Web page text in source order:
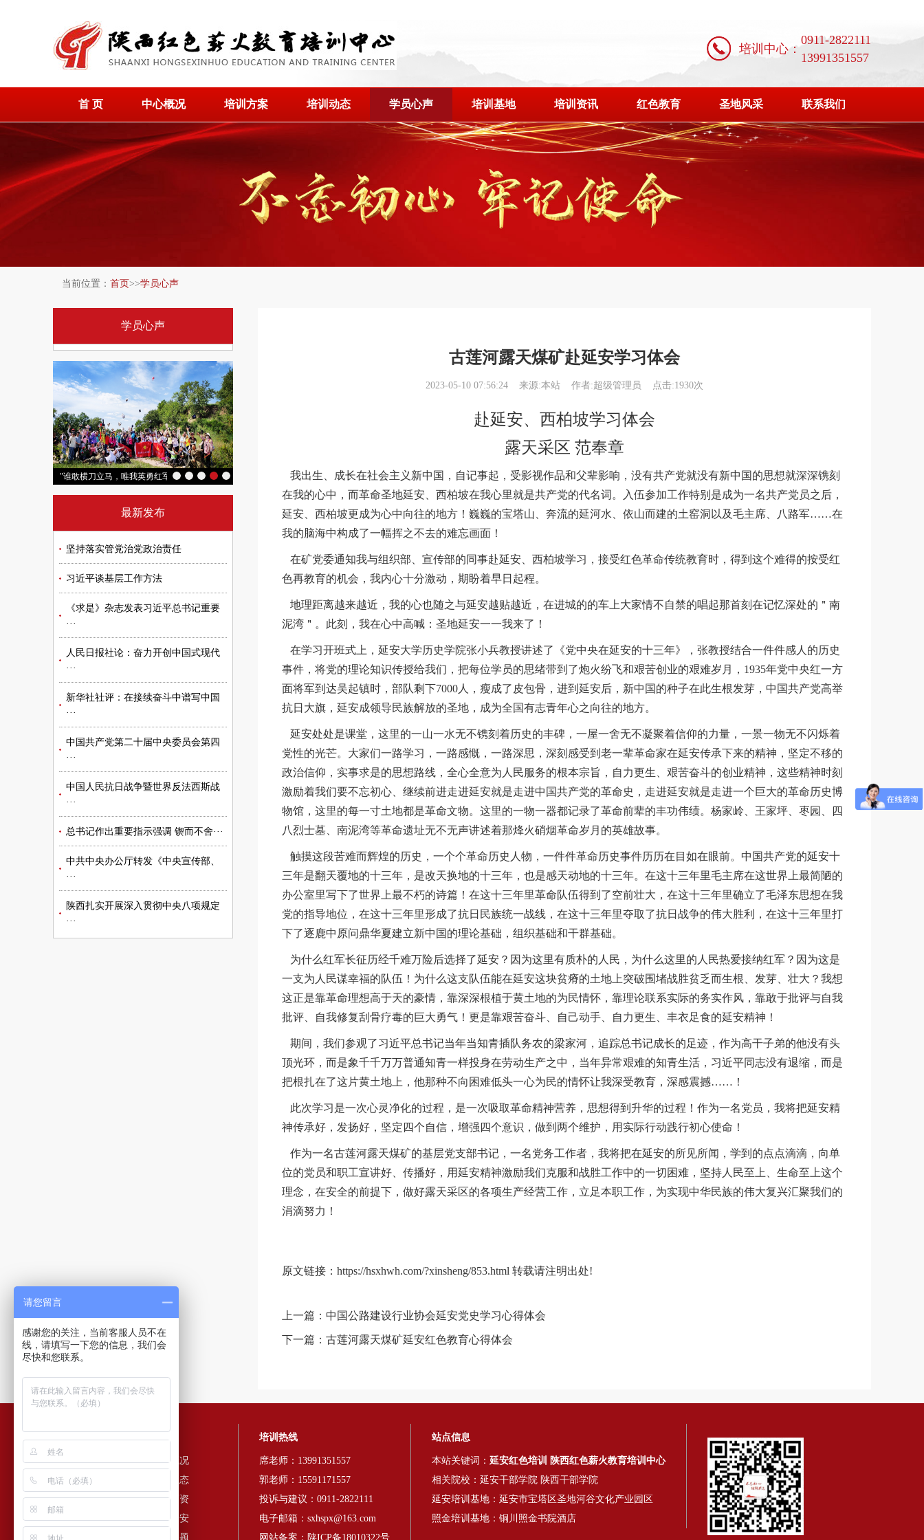
培训中心：
0911-2822111
13991351557
首 页 中心概况 培训方案 培训动态 学员心声 培训基地 培训资讯 红色教育 圣地风采 联系我们
当前位置：首页>>学员心声
学员心声
追寻红色足迹 汲取奋进力量”延安培训班
"谁敢横刀立马，唯我英勇红军"2026重走长征路徒步实践活动（第三期到达吴起镇15公里）
"传承红色薪火 赓续共色血脉"陕西有色光电科技有限公司南泥湾精神学习培训
陕西天宏硅材料有限责任公司七一党日主题活动 "雄关漫道真如铁，而今迈步从头越"2026重走长征路徒步实践活动（第二期秦直道16公里
最新发布
坚持落实管党治党政治责任
习近平谈基层工作方法
《求是》杂志发表习近平总书记重要
···
人民日报社论：奋力开创中国式现代
···
新华社社评：在接续奋斗中谱写中国
···
中国共产党第二十届中央委员会第四
···
中国人民抗日战争暨世界反法西斯战
···
总书记作出重要指示强调 锲而不舍···
中共中央办公厅转发《中央宣传部、
···
陕西扎实开展深入贯彻中央八项规定
···
古莲河露天煤矿赴延安学习体会
2023-05-10 07:56:24来源:本站作者:超级管理员 点击:1930次
赴延安、西柏坡学习体会
露天采区 范奉章
我出生、成长在社会主义新中国，自记事起，受影视作品和父辈影响，没有共产党就没有新中国的思想就深深镌刻
在我的心中，而革命圣地延安、西柏坡在我心里就是共产党的代名词。入伍参加工作特别是成为一名共产党员之后，
延安、西柏坡更成为心中向往的地方！巍巍的宝塔山、奔流的延河水、依山而建的土窑洞以及毛主席、八路军……在
我的脑海中构成了一幅挥之不去的难忘画面！
在矿党委通知我与组织部、宣传部的同事赴延安、西柏坡学习，接受红色革命传统教育时，得到这个难得的按受红
色再教育的机会，我内心十分激动，期盼着早日起程。
地理距离越来越近，我的心也随之与延安越贴越近，在进城的的车上大家情不自禁的唱起那首刻在记忆深处的＂南
泥湾＂。此刻，我在心中高喊：圣地延安一一我来了！
在学习开班式上，延安大学历史学院张小兵教授讲述了《党中央在延安的十三年》，张教授结合一件件感人的历史
事件，将党的理论知识传授给我们，把每位学员的思绪带到了炮火纷飞和艰苦创业的艰难岁月，1935年党中央红一方
面将军到达吴起镇时，部队剩下7000人，瘦成了皮包骨，进到延安后，新中国的种子在此生根发芽，中国共产党高举
抗日大旗，延安成领导民族解放的圣地，成为全国有志青年心之向往的地方。
延安处处是课堂，这里的一山一水无不镌刻着历史的丰碑，一屋一舍无不凝聚着信仰的力量，一景一物无不闪烁着
党性的光芒。大家们一路学习，一路感慨，一路深思，深刻感受到老一辈革命家在延安传承下来的精神，坚定不移的
政治信仰，实事求是的思想路线，全心全意为人民服务的根本宗旨，自力更生、艰苦奋斗的创业精神，这些精神时刻
激励着我们要不忘初心、继续前进走进延安就是走进中国共产党的革命史，走进延安就是走进一个巨大的革命历史博
物馆，这里的每一寸土地都是革命文物。这里的一物一器都记录了革命前辈的丰功伟绩。杨家岭、王家坪、枣园、四
八烈士墓、南泥湾等革命遗址无不无声讲述着那烽火硝烟革命岁月的英雄故事。
触摸这段苦难而辉煌的历史，一个个革命历史人物，一件件革命历史事件历历在目如在眼前。中国共产党的延安十
三年是翻天覆地的十三年，是改天换地的十三年，也是感天动地的十三年。在这十三年里毛主席在这世界上最简陋的
办公室里写下了世界上最不朽的诗篇！在这十三年里革命队伍得到了空前壮大，在这十三年里确立了毛泽东思想在我
党的指导地位，在这十三年里形成了抗日民族统一战线，在这十三年里夺取了抗日战争的伟大胜利，在这十三年里打
下了逐鹿中原问鼎华夏建立新中国的理论基础，组织基础和干群基础。
为什么红军长征历经千难万险后选择了延安？因为这里有质朴的人民，为什么这里的人民热爱接纳红军？因为这是
一支为人民谋幸福的队伍！为什么这支队伍能在延安这块贫瘠的土地上突破围堵战胜贫乏而生根、发芽、壮大？我想
这正是靠革命理想高于天的豪情，靠深深根植于黄土地的为民情怀，靠理论联系实际的务实作风，靠敢于批评与自我
批评、自我修复刮骨疗毒的巨大勇气！更是靠艰苦奋斗、自己动手、自力更生、丰衣足食的延安精神！
期间，我们参观了习近平总书记当年当知青插队务农的梁家河，追踪总书记成长的足迹，作为高干子弟的他没有头
顶光环，而是象千千万万普通知青一样投身在劳动生产之中，当年异常艰难的知青生活，习近平同志没有退缩，而是
把根扎在了这片黄土地上，他那种不向困难低头一心为民的情怀让我深受教育，深感震撼……！
此次学习是一次心灵净化的过程，是一次吸取革命精神营养，思想得到升华的过程！作为一名党员，我将把延安精
神传承好，发扬好，坚定四个自信，增强四个意识，做到两个维护，用实际行动践行初心使命！
作为一名古莲河露天煤矿的基层党支部书记，一名党务工作者，我将把在延安的所见所闻，学到的点点滴滴，向单
位的党员和职工宣讲好、传播好，用延安精神激励我们克服和战胜工作中的一切困难，坚持人民至上、生命至上这个
理念，在安全的前提下，做好露天采区的各项生产经营工作，立足本职工作，为实现中华民族的伟大复兴汇聚我们的
涓滴努力！
原文链接：https://hsxhwh.com/?xinsheng/853.html 转载请注明出处!
上一篇： 中国公路建设行业协会延安党史学习心得体会
下一篇：古莲河露天煤矿延安红色教育心得体会
快速导航
红色培训
中心概况
培训方案
培训动态
政策法规
培训师资
培训心得
红色延安
常见问题
培训热线
席老师：13991351557
郭老师：15591171557
投诉与建议：0911-2822111
电子邮箱：sxhspx@163.com
网站备案：陕ICP备18010322号
站点信息
本站关键词：延安红色培训
陕西红色薪火教育培训中心
相关院校： 延安干部学院 陕西干部学院
延安培训基地：延安市宝塔区圣地河谷文化产业园区
照金培训基地：铜川照金书院酒店
请您留言
感谢您的关注，当前客服人员不在
线，请填写一下您的信息，我们会
尽快和您联系。